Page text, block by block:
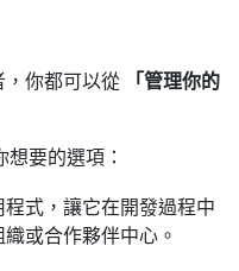
你都可以從
「管理你的
想要的選項：
程式，讓它在開發過程中
或合作夥伴中心。